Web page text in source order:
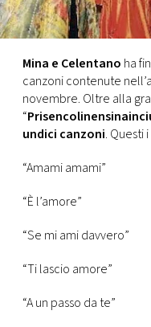
PRINCIPATO
DI
MONACO
RMC
CONSIGLIA
Mina e Celentano ha
canzoni contenute
novembre. Oltre alla
“
undici canzoni. Questi
“Amami amami”
“È l’amore”
“Se mi ami davvero”
“Ti lascio amore”
“A un passo da te”